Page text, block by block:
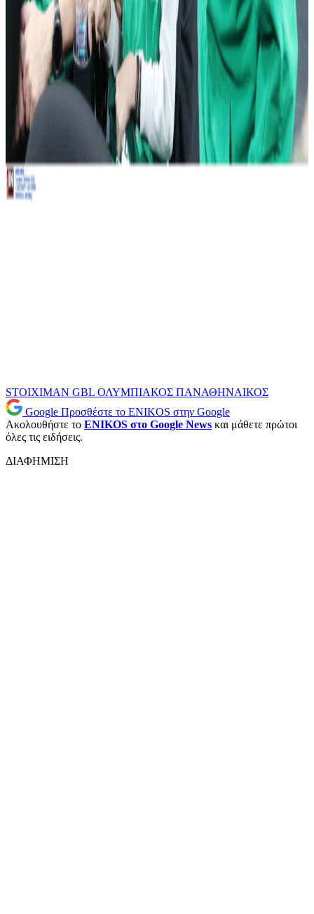
STOIXIMAN GBL ΟΛΥΜΠΙΑΚΟΣ ΠΑΝΑΘΗΝΑΙΚΟΣ
Google Προσθέστε το ENIKOS στην Google
Ακολουθήστε το ENIKOS στο Google News και μάθετε πρώτοι
όλες τις ειδήσεις.
ΔΙΑΦΗΜΙΣΗ